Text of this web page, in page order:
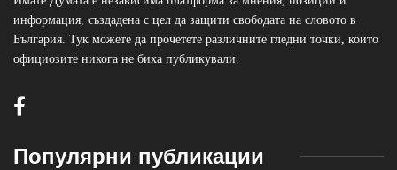
информация, създадена с цел да защити свободата на словото в
България. Тук можете да прочетете различните гледни точки, които
официозите никога не биха публикували.
Популярни публикации